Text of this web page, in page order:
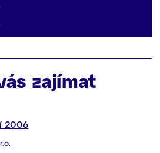
zajímat
2006